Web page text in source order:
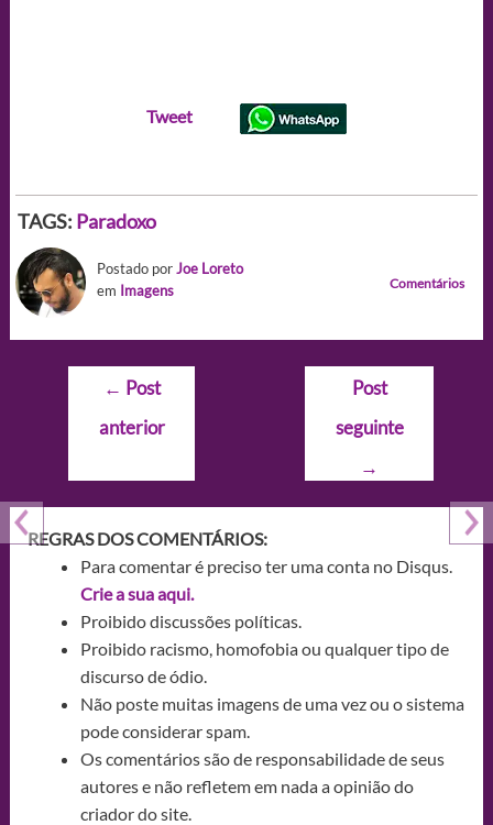
Tweet
TAGS: Paradoxo
Postado porJoe Loreto
em Imagens Comentários
Navegação
Post
← Post
anterior
Post
seguinte
→
REGRAS DOS COMENTÁRIOS:
Para comentar é preciso ter uma conta no Disqus.
Crie a sua aqui.
Proibido discussões políticas.
Proibido racismo, homofobia ou qualquer tipo de
discurso de ódio.
Não poste muitas imagens de uma vez ou o sistema
pode considerar spam.
Os comentários são de responsabilidade de seus
autores e não refletem em nada a opinião do
criador do site.